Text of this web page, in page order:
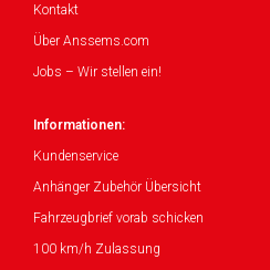
Kontakt
Über Anssems.com
Jobs – Wir stellen ein!
Informationen:
Kundenservice
Anhänger Zubehör Übersicht
Fahrzeugbrief vorab schicken
100 km/h Zulassung